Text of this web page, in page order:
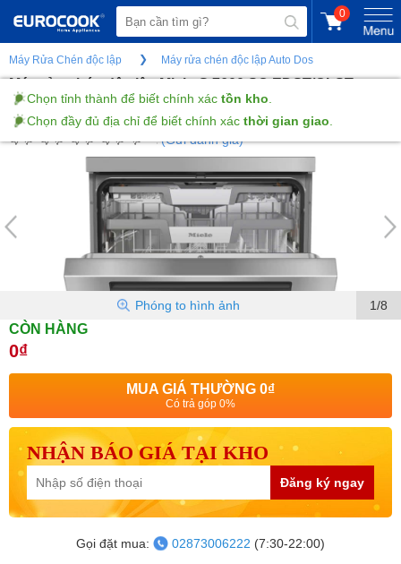
0
Máy Rửa Chén độc lập Máy rửa chén độc lập Auto Dos
Máy rửa chén độc lập Miele G 7600 SC EDST/CLST
AutoDos
(Gửi đánh giá)
1/8
Phóng to hình ảnh
CÒN HÀNG
0₫
MUA GIÁ THƯỜNG 0₫
Có trả góp 0%
NHẬN BÁO GIÁ TẠI KHO
Đăng ký ngay
Gọi đặt mua: 02873006222 (7:30-22:00)